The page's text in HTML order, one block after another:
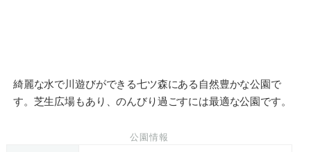
綺麗な水で川遊びができる七ツ森にある自然豊かな公園で
す。芝生広場もあり、のんびり過ごすには最適な公園です。
公園情報